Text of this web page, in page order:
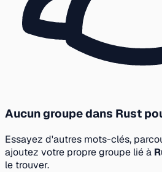
Aucun groupe dans Rust
Essayez d'autres mots-clés,
ajoutez votre propre groupe lié à
le trouver.